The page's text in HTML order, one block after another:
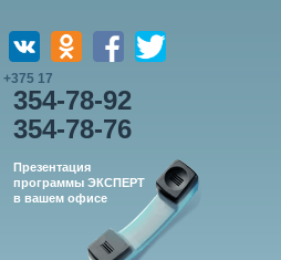
+375 17
354-78-92
354-78-76
Презентация
программы ЭКСПЕРТ
в вашем офисе